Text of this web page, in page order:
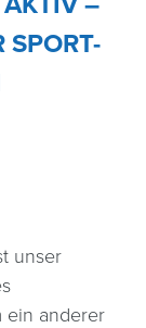
SPORT-
unser
ein anderer